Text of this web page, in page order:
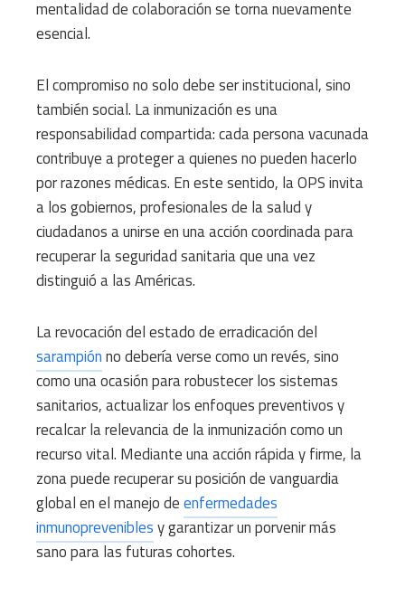
mentalidad de colaboración se torna nuevamente
esencial.
El compromiso no solo debe ser institucional, sino
también social. La inmunización es una
responsabilidad compartida: cada persona vacunada
contribuye a proteger a quienes no pueden hacerlo
por razones médicas. En este sentido, la OPS invita
a los gobiernos, profesionales de la salud y
ciudadanos a unirse en una acción coordinada para
recuperar la seguridad sanitaria que una vez
distinguió a las Américas.
La revocación del estado de erradicación del
sarampiónno debería verse como un revés, sino
como una ocasión para robustecer los sistemas
sanitarios, actualizar los enfoques preventivos y
recalcar la relevancia de la inmunización como un
recurso vital. Mediante una acción rápida y firme, la
zona puede recuperar su posición de vanguardia
global en el manejo deenfermedades
inmunopreveniblesy garantizar un porvenir más
sano para las futuras cohortes.